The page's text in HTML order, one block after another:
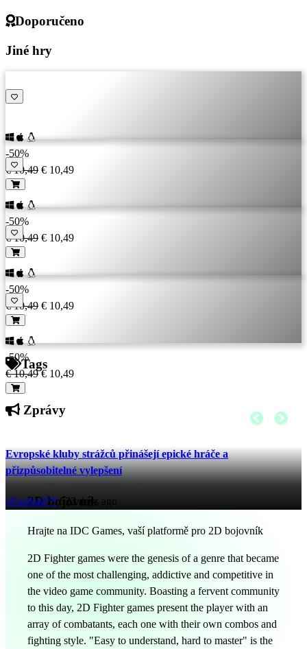
Doporučeno
Jiné hry
-50%
€ 10,49 € 10,49
-50%
€ 10,49 € 10,49
-50%
€ 10,49 € 10,49
-50%
€ 10,49 € 10,49
Tags
Zprávy
Evropské kluby strážců přinášejí epické hráče a
přizpůsobitelné vylepšení
eFootball™ 522 days ago
2D bojovník
Hrajte na IDC Games, vaší platformě pro 2D bojovník
2D Fighter games were the genesis of a genre that became
one of the most challenging, addictive and competitive in
the video game community. Boasting a fervent community
to this day, 2D Fighter games present the player with an
array of combatants, each one with their own combos and
fighting style. "Easy to understand, hard to master" is the